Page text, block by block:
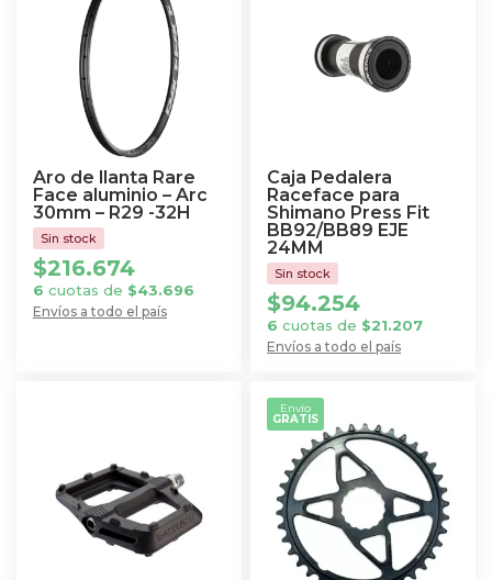
Aro de llanta Rare
Face aluminio – Arc
30mm – R29 -32H
Envíos a todo el país
$216.674
6 cuotas de $43.696
Caja Pedalera
Raceface para
Shimano Press Fit
BB92/BB89 EJE
24MM
Envíos a todo el país
$94.254
6 cuotas de $21.207
Envío
GRATIS